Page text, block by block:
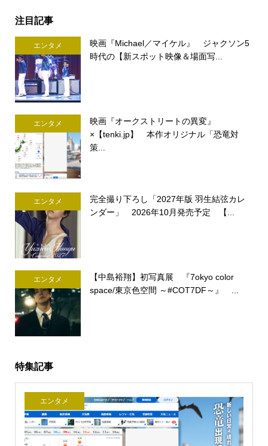
注目記事
エンタメ
映画『Michael／マイケル』 ジャクソン5
時代の【新スポット映像＆場面写...
エンタメ
映画『オークストリートの異変』
×【tenki.jp】 本作オリジナル「恐竜対
策...
エンタメ
完全撮り下ろし「2027年版 羽生結弦カレ
ンダー」 2026年10月発売予定 【...
エンタメ
【中島裕翔】初写真展 『7okyo color
space/東京色空間 ～#COT7DF～』 ...
特集記事
エンタメ